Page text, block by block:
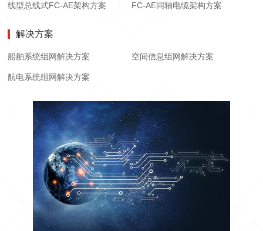
线型总线式FC-AE架构方案 FC-AE同轴电缆架构方案
解决方案
船舶系统组网解决方案 空间信息组网解决方案
航电系统组网解决方案